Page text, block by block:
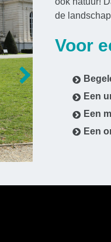
Next
de
Voor
Een
Een
Een